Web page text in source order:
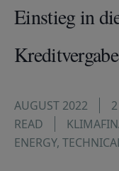
Einstieg in
AUGUST 2022
READ
ENERGY,